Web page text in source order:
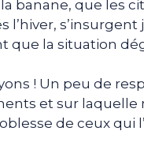
banane, que les
s’insurgent
que la situation
! Un peu de
et sur laquelle
de ceux qui